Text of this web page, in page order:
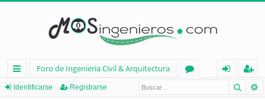
nl
Foro de Ingenieria Civil & Arquitectura
eg
Identificarse Registrarse